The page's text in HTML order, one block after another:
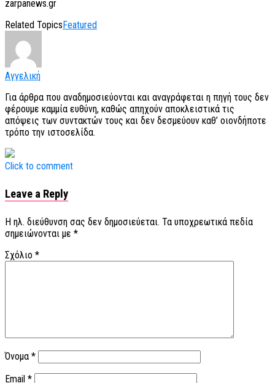
zarpanews.gr
Related Topics Featured
Αγγελική
Για άρθρα που αναδημοσιεύονται και αναγράφεται η πηγή τους δεν
φέρουμε καμμία ευθύνη, καθώς απηχούν αποκλειστικά τις
απόψεις των συντακτών τους και δεν δεσμεύουν καθ’ οιονδήποτε
τρόπο την ιστοσελίδα.
Click to comment
Leave a Reply
Η ηλ. διεύθυνση σας δεν δημοσιεύεται. Τα υποχρεωτικά πεδία
σημειώνονται με *
Σχόλιο *
Όνομα *
Email *